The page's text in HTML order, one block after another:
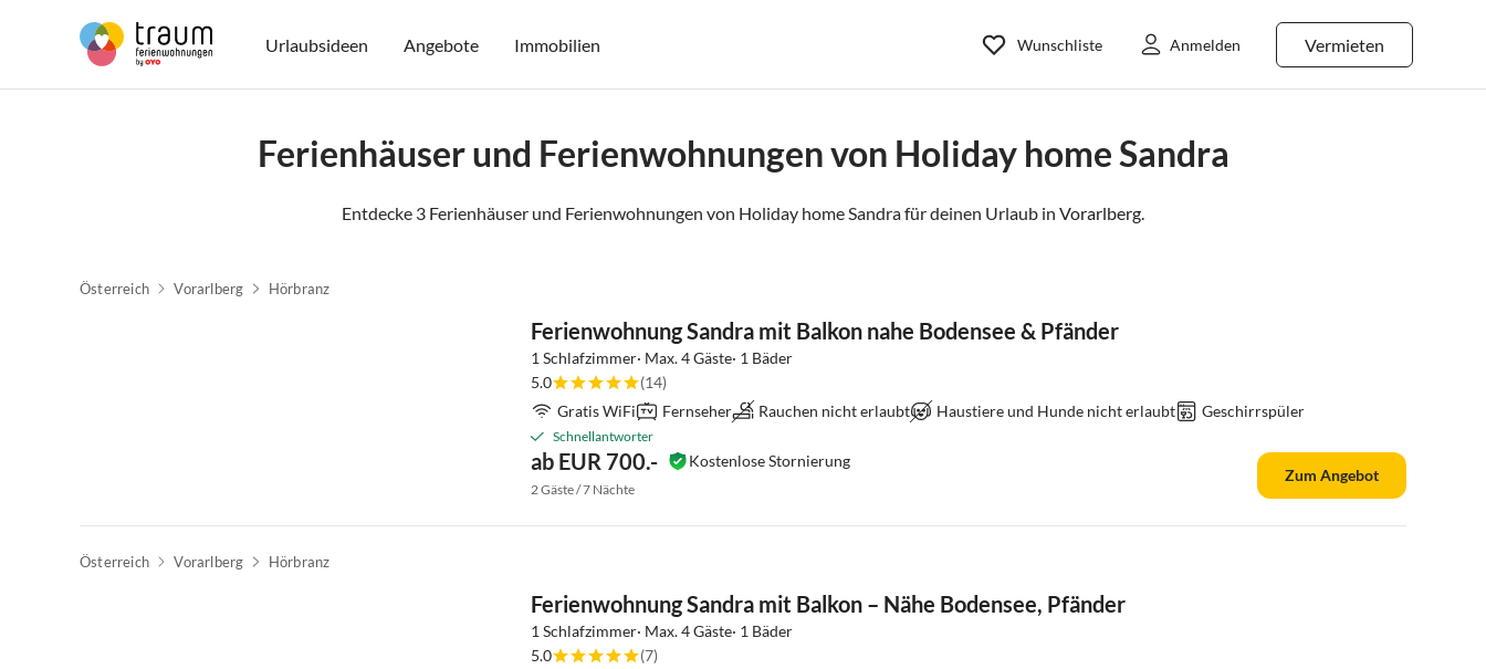
Urlaubsideen Angebote Immobilien Vermieten
Wunschliste Anmelden
Ferienhäuser und Ferienwohnungen von Holiday home Sandra
Entdecke 3 Ferienhäuser und Ferienwohnungen von Holiday home Sandra für deinen Urlaub in Vorarlberg.
Österreich Vorarlberg Hörbranz
Ferienwohnung Sandra mit Balkon nahe Bodensee & Pfänder
1 Schlafzimmer· Max. 4 Gäste· 1 Bäder
5.0
(14)
Gratis WiFi
Fernseher Rauchen nicht erlaubt Haustiere und Hunde nicht erlaubt Geschirrspüler
Schnellantworter
ab EUR 700.- Kostenlose Stornierung
2 Gäste / 7 Nächte
Zum Angebot
Österreich Vorarlberg Hörbranz
Ferienwohnung Sandra mit Balkon – Nähe Bodensee, Pfänder
1 Schlafzimmer· Max. 4 Gäste· 1 Bäder
5.0
(7)